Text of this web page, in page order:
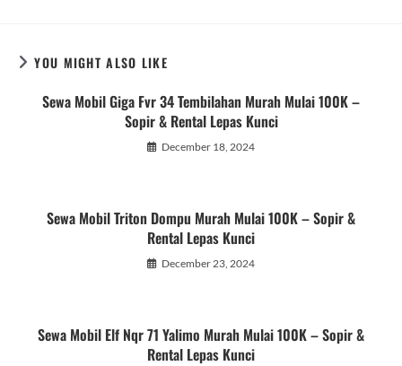
YOU MIGHT ALSO LIKE
Sewa Mobil Giga Fvr 34 Tembilahan Murah Mulai 100K –
Sopir & Rental Lepas Kunci
December 18, 2024
Sewa Mobil Triton Dompu Murah Mulai 100K – Sopir &
Rental Lepas Kunci
December 23, 2024
Sewa Mobil Elf Nqr 71 Yalimo Murah Mulai 100K – Sopir &
Rental Lepas Kunci